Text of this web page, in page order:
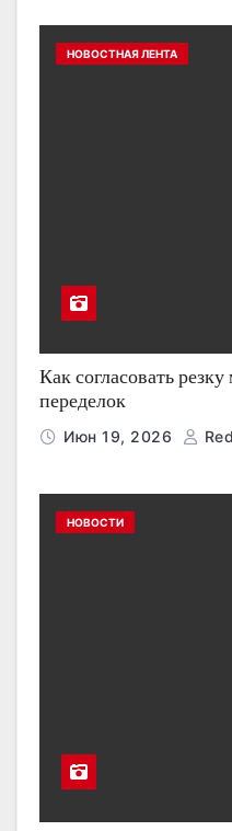
НОВОСТНАЯ ЛЕНТА
Как согласовать
переделок
Июн 19, 2026
НОВОСТИ